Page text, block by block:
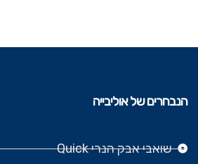
הנבחרים של אוליבייה
שואבי אבק הנרי Quick